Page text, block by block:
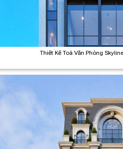
Thiết Kế Toà Văn Phòng